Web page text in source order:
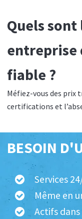
Quels sont
entreprise
fiable ?
Méfiez-vous des prix
certifications et
BESOIN
Services
Même en
Actifs